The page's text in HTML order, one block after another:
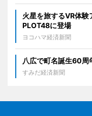
火星を旅するVR体
PLOT48に登場
ヨコハマ経済新聞
八広で町名誕生60
すみだ経済新聞